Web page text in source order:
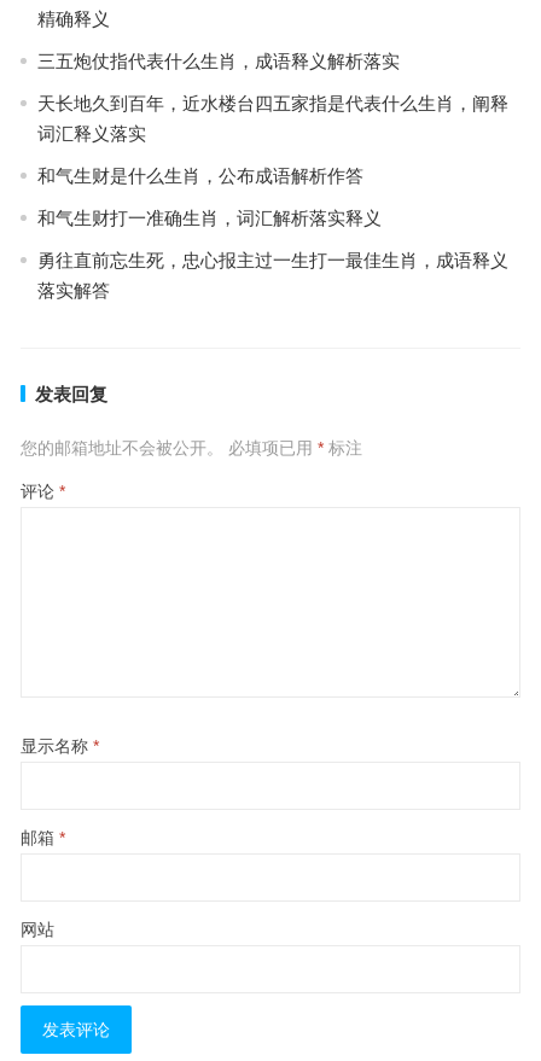
精确释义
三五炮仗指代表什么生肖，成语释义解析落实
天长地久到百年，近水楼台四五家指是代表什么生肖，阐释
词汇释义落实
和气生财是什么生肖，公布成语解析作答
和气生财打一准确生肖，词汇解析落实释义
勇往直前忘生死，忠心报主过一生打一最佳生肖，成语释义
落实解答
发表回复
您的邮箱地址不会被公开。 必填项已用 *标注
评论 *
显示名称 *
邮箱 *
网站